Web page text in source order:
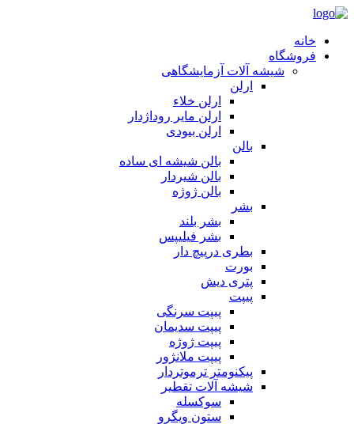
خانه
فروشگاه
شیشه آلات آزمایشگاهی
ارلن
ارلن خلاء
ارلن مایر روداژدار
ارلن بیودی
بالن
بالن شیشه ای ساده
بالن شیردار
بالن ژوژه
بشر
بشر بلند
بشر فیلیپس
بطری درپیچ دار
بورت
پتری دیش
پیپت
پیپت سرنگی
پیپت سدیمان
پیپت ژوژه
پیپت ملانژور
پیکنومتر ترموتردار
شیشه آلات تقطیر
سوکسله
ستون ویگرو